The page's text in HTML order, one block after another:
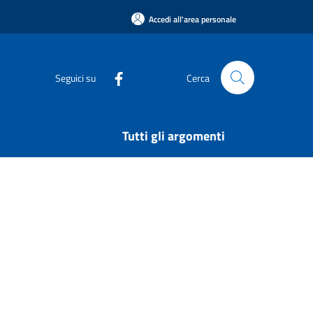
Accedi all'area personale
Seguici su Cerca
Tutti gli argomenti